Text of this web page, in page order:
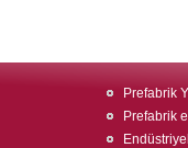
Prefabrik
Prefabrik